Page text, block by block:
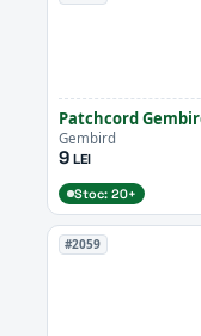
Patchcord
Gembird
9LEI
Stoc: 20+
#2059